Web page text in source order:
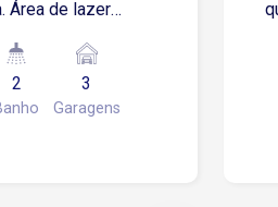
Área de lazer
Lavanderia. 3
2 3
Garagens